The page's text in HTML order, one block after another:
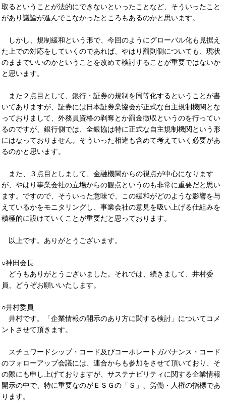
取るということが法的にできないといったことなど、そういったこと
があり議論が進んでこなかったところもあるのかと思います。
しかし、規制緩和という形で、今回のようにグローバル化も見据え
た上での対応をしていくのであれば、やはり罰則側についても、現状
のままでいいのかということを改めて検討することが重要ではないか
と思います。
また２点目として、銀行・証券の規制を同等化するということが書
いてありますが、証券には日本証券業協会が正式な自主規制機関とな
っておりまして、外務員資格の剥奪とか罰金徴収というのを行ってい
るのですが、銀行側では、全銀協は特に正式な自主規制機関という形
にはなっておりません。そういった相違も含めて考えていく必要があ
るのかと思います。
また、３点目としまして、金融機関からの視点が中心になります
が、やはり事業会社の立場からの観点というのも非常に重要だと思い
ます。ですので、そういった意味で、この緩和がどのような影響を与
えているかをモニタリングし、事業会社の意見を吸い上げる仕組みを
積極的に設けていくことが重要だと思っております。
以上です。ありがとうございます。
○神田会長
どうもありがとうございました。それでは、続きまして、井村委
員、どうぞお願いいたします。
○井村委員
井村です。「企業情報の開示のあり方に関する検討」についてコメ
ントさせて頂きます。
スチュワードシップ・コード及びコーポレートガバナンス・コード
のフォローアップ会議には、連合からも参加をさせて頂いており、そ
の際にも申し上げておりますが、サステナビリティに関する企業情報
開示の中で、特に重要なのがＥＳＧの「Ｓ」、労働・人権の指標であ
ります。